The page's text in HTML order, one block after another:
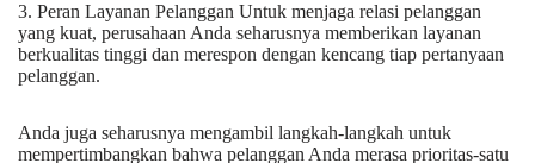
3. Peran Layanan Pelanggan Untuk menjaga relasi pelanggan
yang kuat, perusahaan Anda seharusnya memberikan layanan
berkualitas tinggi dan merespon dengan kencang tiap pertanyaan
pelanggan.
Anda juga seharusnya mengambil langkah-langkah untuk
mempertimbangkan bahwa pelanggan Anda merasa prioritas-satu